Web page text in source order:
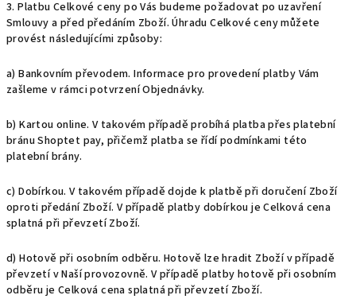
3. Platbu Celkové ceny po Vás budeme požadovat po uzavření
Smlouvy a před předáním Zboží. Úhradu Celkové ceny můžete
provéstnásledujícími způsoby:
a) Bankovním převodem. Informace pro provedení platby Vám
zašleme v rámci potvrzení Objednávky.
b) Kartou online. V takovém případě probíhá platba přes platební
bránuShoptet pay, přičemž platba se řídí podmínkami této
platební brány.
c) Dobírkou.V takovém případě dojde k platbě při doručení Zboží
oproti předání Zboží. V případě platby dobírkou je Celková cena
splatná při převzetí Zboží.
d) Hotově při osobním odběru. Hotově lze hradit Zboží v případě
převzetí v Naší provozovně. V případě platby hotově při osobním
odběru je Celková cena splatná při převzetí Zboží.